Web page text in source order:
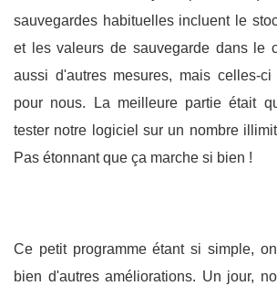
sauvegardes habituelles incluent le
et les valeurs de sauvegarde dans le
aussi d'autres mesures, mais celles-
pour nous. La meilleure partie était
tester notre logiciel sur un nombre
Pas étonnant que ça marche si bien !
Ce petit programme étant si simple,
bien d'autres améliorations. Un jour,